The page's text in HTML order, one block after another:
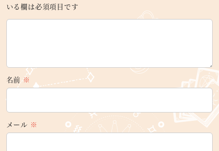
いる欄は必須項目です
名前※
メール ※